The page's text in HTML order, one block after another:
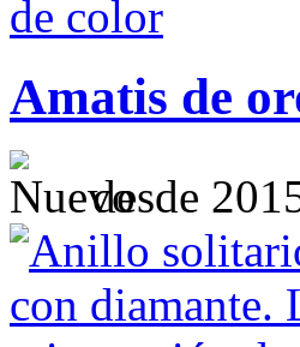
Amatis de
desde